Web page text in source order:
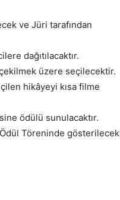
ve Jüri tarafından
dağıtılacaktır.
üzere seçilecektir.
hikâyeyi kısa filme
ödülü sunulacaktır.
Ödül Töreninde gösterilecek